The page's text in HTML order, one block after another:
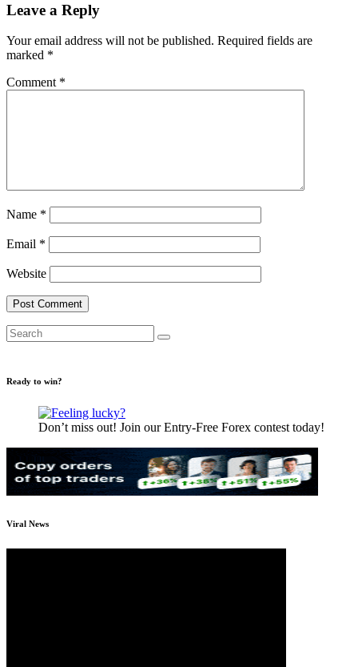
Leave a Reply
Your email address will not be published. Required fields are
marked *
Comment *
Name *
Email *
Website
Ready to win?
Don’t miss out! Join our Entry-Free Forex contest today!
Viral News